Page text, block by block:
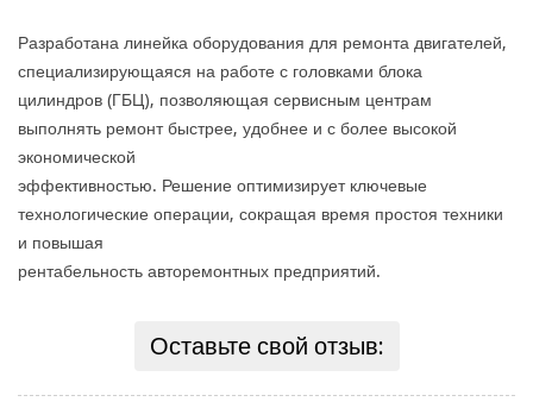
Разработана линейка оборудования для ремонта двигателей,
специализирующаяся на работе с головками блока
цилиндров (ГБЦ), позволяющая сервисным центрам
выполнять ремонт быстрее, удобнее и с более высокой
экономической
эффективностью. Решение оптимизирует ключевые
технологические операции, сокращая время простоя техники
и повышая
рентабельность авторемонтных предприятий.
Оставьте свой отзыв: